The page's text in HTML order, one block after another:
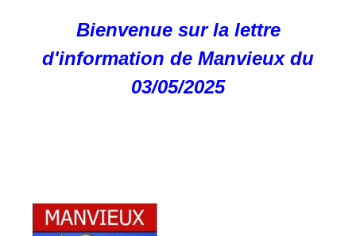
Bienvenue sur la lettre
d'information de Manvieux du
03/05/2025